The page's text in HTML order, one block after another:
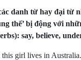
danh từ hay đại từ
thế’ bị động với
say, believe,
this girl lives in Australia.